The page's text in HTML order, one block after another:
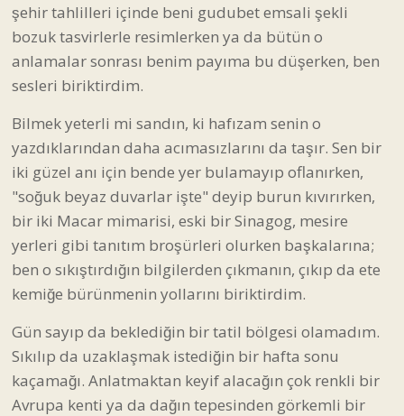
şehir tahlilleri içinde beni gudubet emsali şekli
bozuk tasvirlerle resimlerken ya da bütün o
anlamalar sonrası benim payıma bu düşerken, ben
sesleri biriktirdim.
Bilmek yeterli mi sandın, ki hafızam senin o
yazdıklarından daha acımasızlarını da taşır. Sen bir
iki güzel anı için bende yer bulamayıp oflanırken,
"soğuk beyaz duvarlar işte" deyip burun kıvırırken,
bir iki Macar mimarisi, eski bir Sinagog, mesire
yerleri gibi tanıtım broşürleri olurken başkalarına;
ben o sıkıştırdığın bilgilerden çıkmanın, çıkıp da ete
kemiğe bürünmenin yollarını biriktirdim.
Gün sayıp da beklediğin bir tatil bölgesi olamadım.
Sıkılıp da uzaklaşmak istediğin bir hafta sonu
kaçamağı. Anlatmaktan keyif alacağın çok renkli bir
Avrupa kenti ya da dağın tepesinden görkemli bir